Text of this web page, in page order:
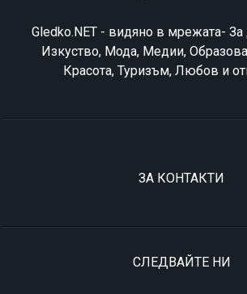
Gledko.NET - видяно в мрежата-
Изкуство, Мода, Медии,
Красота, Туризъм, Любов и
ЗА КОНТАКТИ
СЛЕДВАЙТЕ НИ